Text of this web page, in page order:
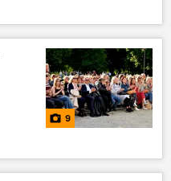
9